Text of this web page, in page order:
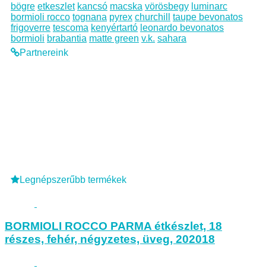
bögre etkeszlet kancsó macska vörösbegy luminarc
bormioli rocco tognana pyrex churchill
taupe bevonatos
frigoverre tescoma kenyértartó leonardo bevonatos
bormioli brabantia matte green v.k. sahara
Partnereink
Legnépszerűbb termékek
BORMIOLI ROCCO PARMA étkészlet, 18
részes, fehér, négyzetes, üveg, 202018